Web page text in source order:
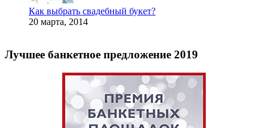
Как выбрать свадебный букет?
20 марта, 2014
Лучшее банкетное предложение 2019